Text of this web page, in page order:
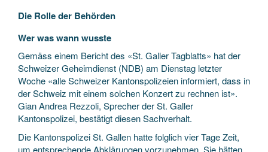
Die Rolle der Behörden
Wer was wann wusste
Gemäss einem Bericht des «St. Galler Tagblatts» hat der
Schweizer Geheimdienst (NDB) am Dienstag letzter
Woche «alle Schweizer Kantonspolizeien informiert, dass in
der Schweiz mit einem solchen Konzert zu rechnen ist».
Gian Andrea Rezzoli, Sprecher der St. Galler
Kantonspolizei, bestätigt diesen Sachverhalt.
Die Kantonspolizei St. Gallen hatte folglich vier Tage Zeit,
um entsprechende Abklärungen vorzunehmen. Sie hätten